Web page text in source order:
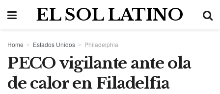
EL SOL LATINO
Home Estados Unidos Philadelphia
PECO vigilante ante ola
de calor en Filadelfia